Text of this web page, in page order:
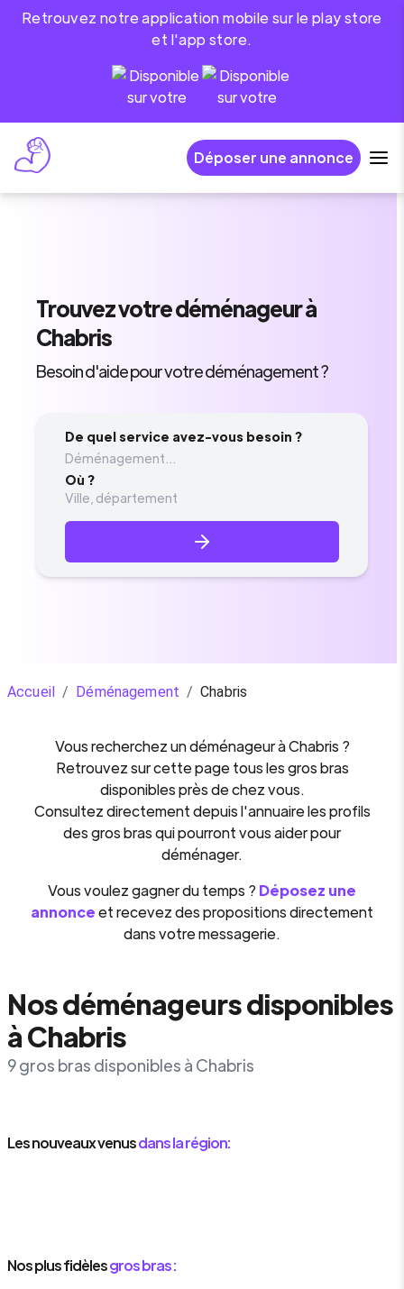
Retrouvez notre application mobile sur le play store
et l'app store.
Déposer une annonce
Trouvezvotre déménageurà
Chabris
Besoin d'aide pour votre déménagement ?
De quel service avez-vous besoin ?
Déménagement...
Où ?
Accueil / Déménagement / Chabris
Vous recherchez undéménageuràChabris ?
Retrouvez sur cette page tous les gros bras
disponibles près de chez vous.
Consultez directement depuis l'annuaire les profils
des gros bras qui pourront vous aider pour
déménager.
Vous voulez gagner du temps ? Déposez une
annonceet recevez des propositions directement
dans votre messagerie.
Nos déménageurs disponibles
à Chabris
9 gros bras disponibles à Chabris
Les nouveaux venusdans la région:
Nos plus fidèlesgros bras :